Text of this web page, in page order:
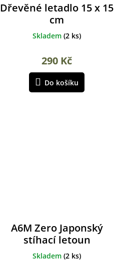
Dřevěné letadlo 15 x 15
cm
Skladem(2 ks)
290 Kč
Do košíku
A6M Zero Japonský
stíhací letoun
Skladem(2 ks)